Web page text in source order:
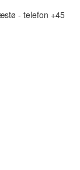
- telefon +45